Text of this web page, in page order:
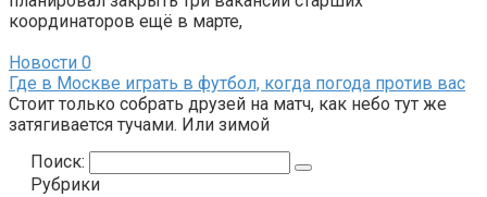
координаторов ещё в марте,
Новости 0
Где в Москве играть в футбол, когда погода против вас
Стоит только собрать друзей на матч, как небо тут же
затягивается тучами. Или зимой
Поиск:
Рубрики